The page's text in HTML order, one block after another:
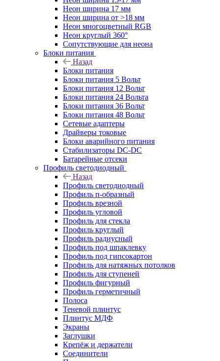
Неон ширина 17 мм
Неон ширина от >18 мм
Неон многоцветный RGB
Неон круглый 360°
Сопутствующие для неона
Блоки питания
Назад
Блоки питания
Блоки питания 5 Вольт
Блоки питания 12 Вольт
Блоки питания 24 Вольта
Блоки питания 36 Вольт
Блоки питания 48 Вольт
Сетевые адаптеры
Драйверы токовые
Блоки аварийного питания
Стабилизаторы DC-DC
Батарейные отсеки
Профиль светодиодный
Назад
Профиль светодиодный
Профиль п-образный
Профиль врезной
Профиль угловой
Профиль для стекла
Профиль круглый
Профиль радиусный
Профиль под шпаклевку
Профиль под гипсокартон
Профиль для натяжных потолков
Профиль для ступеней
Профиль фигурный
Профиль герметичный
Полоса
Теневой плинтус
Плинтус МДФ
Экраны
Заглушки
Крепёж и держатели
Соединители